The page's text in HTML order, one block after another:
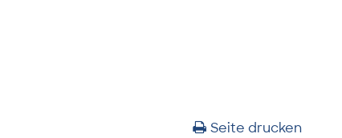
Seite drucken